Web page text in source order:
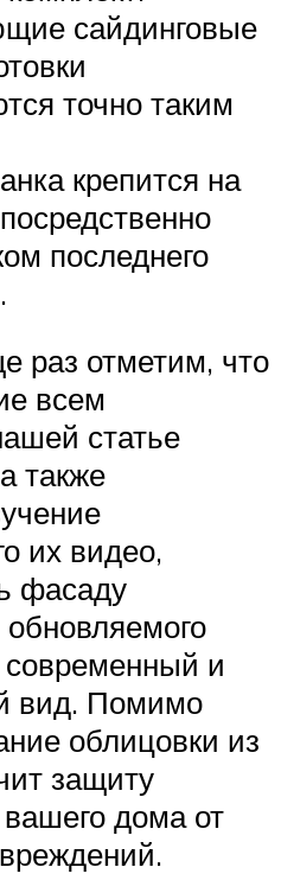
сайдинговые
точно таким
крепится на
последнего
раз отметим, что
всем
статье
также
их видео,
фасаду
современный и
вид. Помимо
облицовки из
защиту
дома от